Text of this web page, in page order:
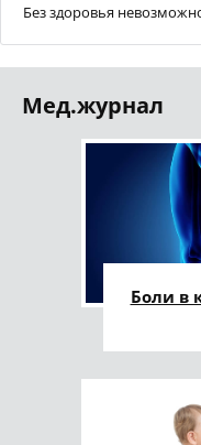
Без здоровья
Мед.журнал
Боли в